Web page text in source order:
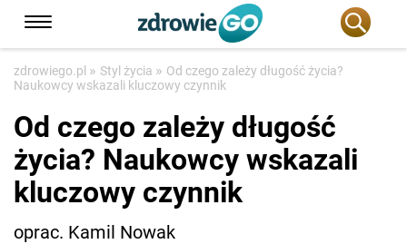
zdrowiego.pl » Styl życia » Od czego zależy długość życia?
Naukowcy wskazali kluczowy czynnik
Od czego zależy długość
życia? Naukowcy wskazali
kluczowy czynnik
oprac. Kamil Nowak